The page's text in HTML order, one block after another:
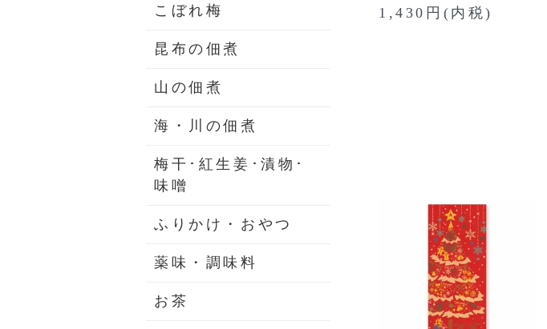
1,430円(内税)
こぼれ梅
昆布の佃煮
山の佃煮
海・川の佃煮
梅干･紅生姜･漬物･
味噌
ふりかけ・おやつ
薬味・調味料
お茶